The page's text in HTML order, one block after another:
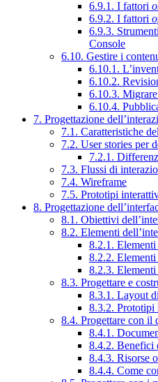
6.9.1. I fattori
6.9.2. I fattori
6.9.3.
Console
6.10. Gestire i
6.10.1.
6.10.2.
6.10.3.
6.10.4.
7. Progettazione
7.1. Caratteristiche
7.2. User stories per
7.2.1.
7.3. Flussi di
7.4. Wireframe
7.5. Prototipi
8. Progettazione
8.1. Obiettivi
8.2. Elementi
8.2.1.
8.2.2.
8.2.3.
8.3. Progettare e
8.3.1. Layout
8.3.2. Prototipi
8.4. Progettare con il
8.4.1.
8.4.2. Benefici
8.4.3. Risorse
8.4.4. Come